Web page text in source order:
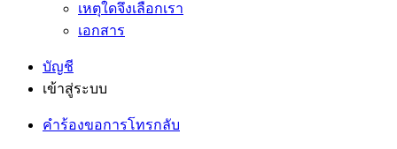
เหตุใดจึงเลือกเรา
เอกสาร
บัญชี
เข้าสู่ระบบ
คำร้องขอการโทรกลับ